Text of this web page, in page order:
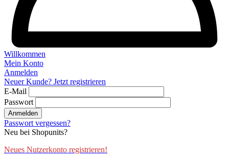
Willkommen
Mein Konto
Anmelden
Neuer Kunde? Jetzt registrieren
E-Mail
Passwort
Anmelden
Passwort vergessen?
Neu bei Shopunits?
Neues Nutzerkonto registrieren!